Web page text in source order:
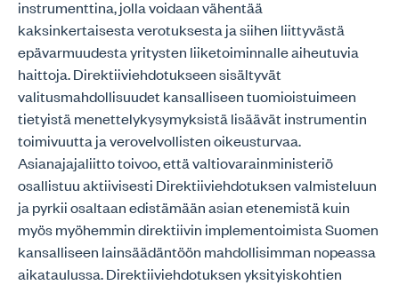
instrumenttina, jolla voidaan vähentää
kaksinkertaisesta verotuksesta ja siihen liittyvästä
epävarmuudesta yritysten liiketoiminnalle aiheutuvia
haittoja. Direktiiviehdotukseen sisältyvät
valitusmahdollisuudet kansalliseen tuomioistuimeen
tietyistä menettelykysymyksistä lisäävät instrumentin
toimivuutta ja verovelvollisten oikeusturvaa.
Asianajajaliitto toivoo, että valtiovarainministeriö
osallistuu aktiivisesti Direktiiviehdotuksen valmisteluun
ja pyrkii osaltaan edistämään asian etenemistä kuin
myös myöhemmin direktiivin implementoimista Suomen
kansalliseen lainsäädäntöön mahdollisimman nopeassa
aikataulussa. Direktiiviehdotuksen yksityiskohtien